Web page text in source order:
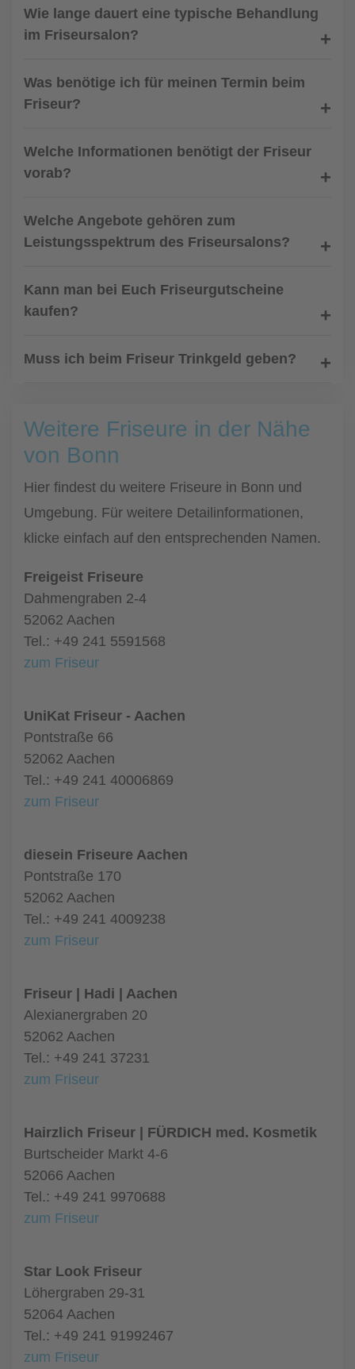
Wie lange dauert eine typische Behandlung
im Friseursalon?
Was benötige ich für meinen Termin beim
Friseur?
Welche Informationen benötigt der Friseur
vorab?
Welche Angebote gehören zum
Leistungsspektrum des Friseursalons?
Kann man bei Euch Friseurgutscheine
kaufen?
Muss ich beim Friseur Trinkgeld geben?
Weitere Friseure in der Nähe
von Bonn
Hier findest du weitere Friseure in Bonn und
Umgebung. Für weitere Detailinformationen,
klicke einfach auf den entsprechenden Namen.
Freigeist Friseure
Dahmengraben 2-4
52062 Aachen
Tel.: +49 241 5591568
zum Friseur
UniKat Friseur - Aachen
Pontstraße 66
52062 Aachen
Tel.: +49 241 40006869
zum Friseur
diesein Friseure Aachen
Pontstraße 170
52062 Aachen
Tel.: +49 241 4009238
zum Friseur
Friseur | Hadi | Aachen
Alexianergraben 20
52062 Aachen
Tel.: +49 241 37231
zum Friseur
Hairzlich Friseur | FÜRDICH med. Kosmetik
Burtscheider Markt 4-6
52066 Aachen
Tel.: +49 241 9970688
zum Friseur
Star Look Friseur
Löhergraben 29-31
52064 Aachen
Tel.: +49 241 91992467
zum Friseur